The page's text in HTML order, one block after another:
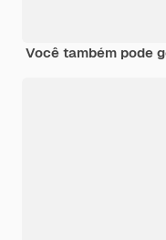
Você também pode